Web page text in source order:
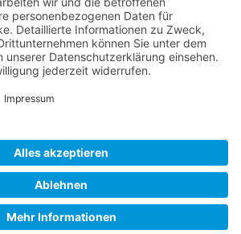
Sportzentrum
Therapiezentrum Traunstein-Haslach,
8, 83278